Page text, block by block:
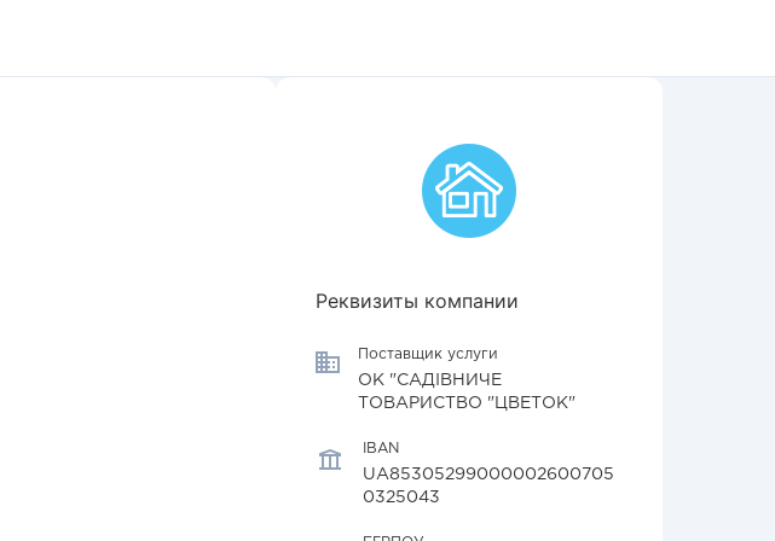
Реквизиты компании
Поставщик услуги
ОК "САДІВНИЧЕ
ТОВАРИСТВО "ЦВЕТОК"
IBAN
UA85305299000002600705
0325043